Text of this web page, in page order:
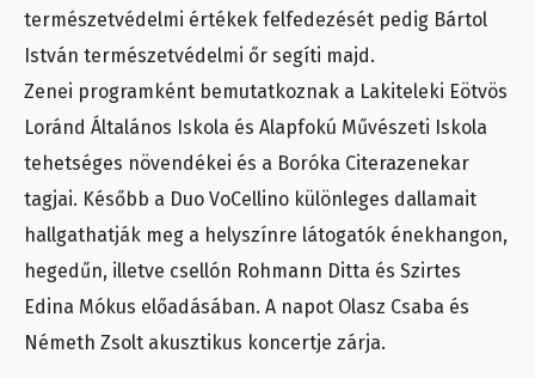
természetvédelmi értékek felfedezését pedig Bártol
István természetvédelmi őr segíti majd.
Zenei programként bemutatkoznak a Lakiteleki Eötvös
Loránd Általános Iskola és Alapfokú Művészeti Iskola
tehetséges növendékei és a Boróka Citerazenekar
tagjai. Később a Duo VoCellino különleges dallamait
hallgathatják meg a helyszínre látogatók énekhangon,
hegedűn, illetve csellón Rohmann Ditta és Szirtes
Edina Mókus előadásában. A napot Olasz Csaba és
Németh Zsolt akusztikus koncertje zárja.